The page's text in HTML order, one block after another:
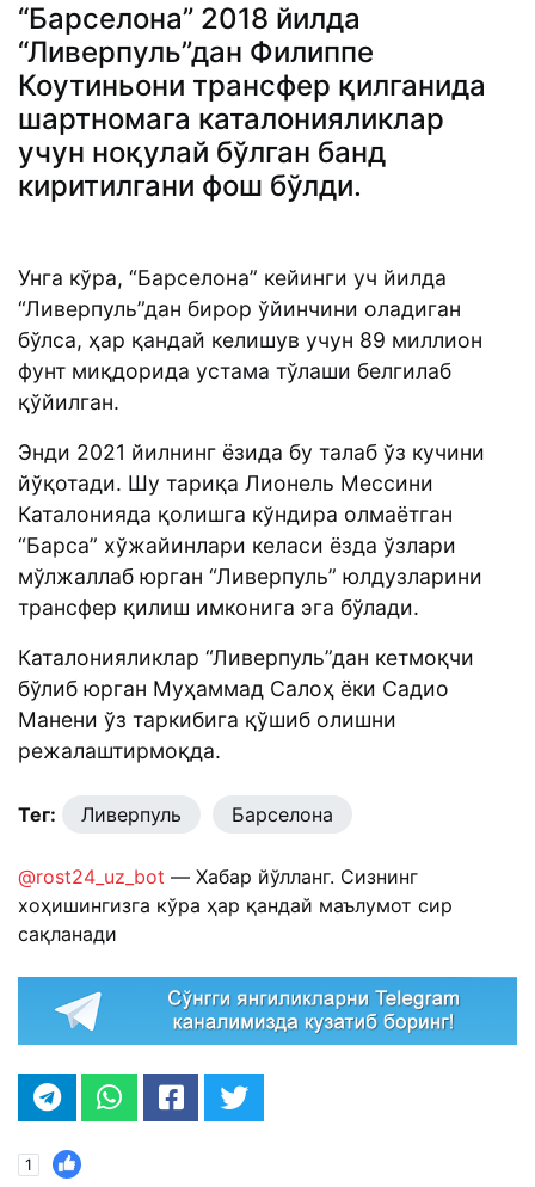
“Барселона” 2018 йилда
“Ливерпуль”дан Филиппе
Коутиньони трансфер қилганида
шартномага каталонияликлар
учун ноқулай бўлган банд
киритилгани фош бўлди.
Унга кўра, “Барселона” кейинги уч йилда
“Ливерпуль”дан бирор ўйинчини оладиган
бўлса, ҳар қандай келишув учун 89 миллион
фунт миқдорида устама тўлаши белгилаб
қўйилган.
Энди 2021 йилнинг ёзида бу талаб ўз кучини
йўқотади. Шу тариқа Лионель Мессини
Каталонияда қолишга кўндира олмаётган
“Барса” хўжайинлари келаси ёзда ўзлари
мўлжаллаб юрган “Ливерпуль” юлдузларини
трансфер қилиш имконига эга бўлади.
Каталонияликлар “Ливерпуль”дан кетмоқчи
бўлиб юрган Муҳаммад Салоҳ ёки Садио
Манени ўз таркибига қўшиб олишни
режалаштирмоқда.
Тег: Ливерпуль Барселона
@rost24_uz_bot — Хабар йўлланг. Сизнинг
хоҳишингизга кўра ҳар қандай маълумот сир
сақланади
1